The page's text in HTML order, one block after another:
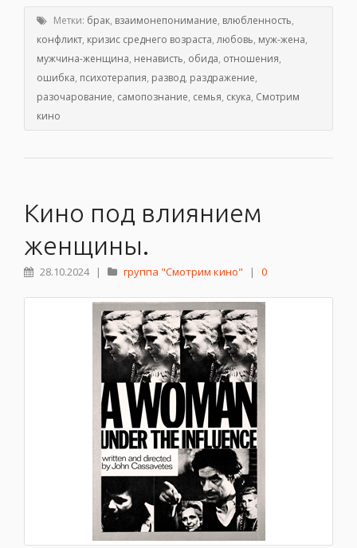
Метки: брак, взаимонепонимание, влюбленность,
конфликт, кризис среднего возраста, любовь, муж-жена,
мужчина-женщина, ненависть, обида, отношения,
ошибка, психотерапия, развод, раздражение,
разочарование, самопознание, семья, скука, Смотрим
кино
Кино под влиянием
женщины.
28.10.2024 | группа "Смотрим кино" | 0